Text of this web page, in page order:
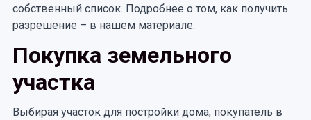
собственный список. Подробнее о том, как получить
разрешение – в нашем материале.
Покупка земельного
участка
Выбирая участок для постройки дома, покупатель в